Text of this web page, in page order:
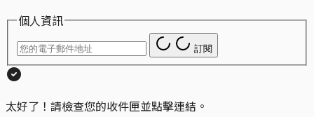
個人資訊
訂閱
太好了！請檢查您的收件匣並點擊連結。